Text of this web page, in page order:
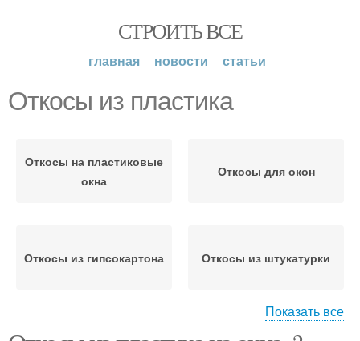
СТРОИТЬ ВСЕ
главная новости статьи
Откосы из пластика
Откосы на пластиковые
окна
Откосы для окон
Откосы из гипсокартона Откосы из штукатурки
Откосы из сэндвич-
Показать все